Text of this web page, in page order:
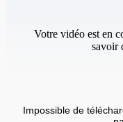
Votre vidéo est en
savoir
Impossible de